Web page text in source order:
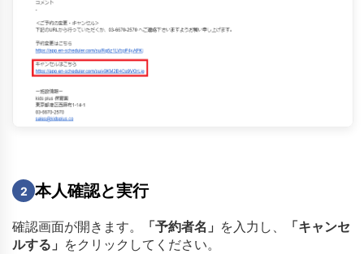
2 本人確認と実行
確認画面が開きます。 「予約者名」 を入力し、
「キャンセ
ルする」 をクリックしてください。